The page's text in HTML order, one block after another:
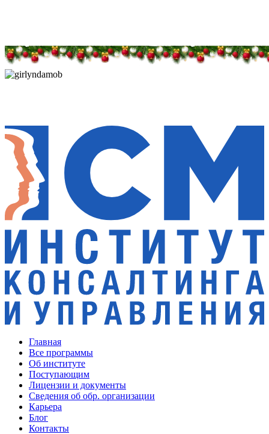
Главная
Все программы
Об институте
Поступающим
Лицензии и документы
Сведения об обр. организации
Карьера
Блог
Контакты